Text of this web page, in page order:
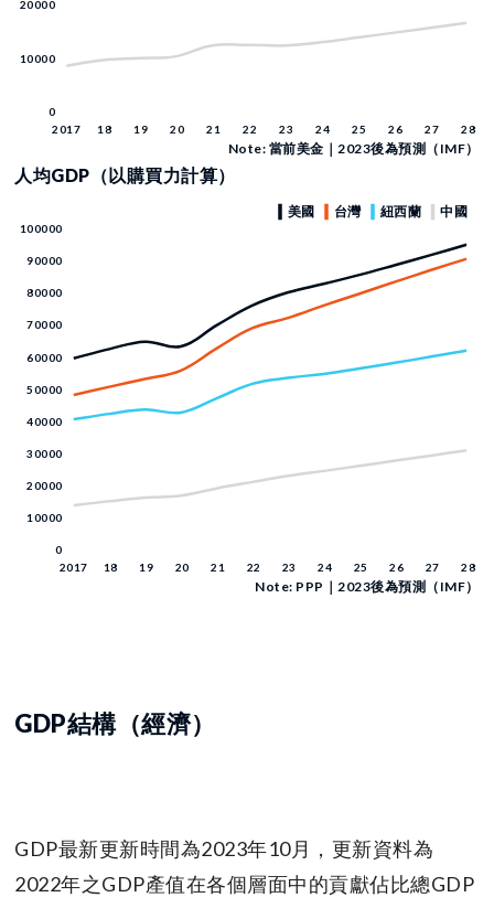
Note: 當前美金｜2023後為預測（IMF）
人均GDP（以購買力計算）
Note: PPP｜2023後為預測（IMF）
GDP結構（經濟）
GDP最新更新時間為2023年10月，更新資料為
2022年之GDP產值在各個層面中的貢獻佔比總GDP